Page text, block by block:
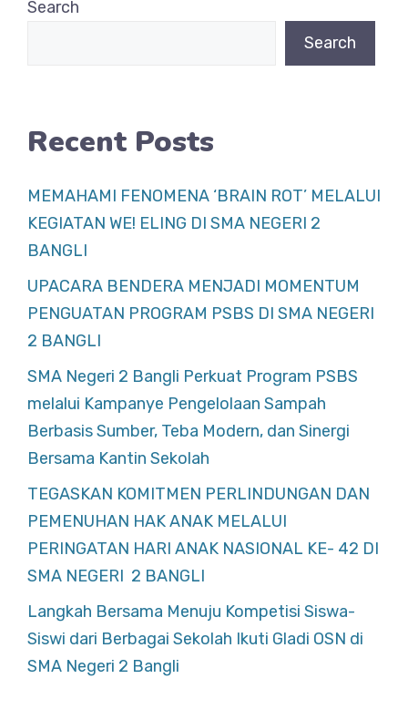
o
Search
Search
Recent Posts
MEMAHAMI FENOMENA ‘BRAIN ROT’ MELALUI
KEGIATAN WE! ELING DI SMA NEGERI 2
BANGLI
UPACARA BENDERA MENJADI MOMENTUM
PENGUATAN PROGRAM PSBS DI SMA NEGERI
2 BANGLI
SMA Negeri 2 Bangli Perkuat Program PSBS
melalui Kampanye Pengelolaan Sampah
Berbasis Sumber, Teba Modern, dan Sinergi
Bersama Kantin Sekolah
TEGASKAN KOMITMEN PERLINDUNGAN DAN
PEMENUHAN HAK ANAK MELALUI
PERINGATAN HARI ANAK NASIONAL KE- 42 DI
SMA NEGERI 2 BANGLI
Langkah Bersama Menuju Kompetisi Siswa-
Siswi dari Berbagai Sekolah Ikuti Gladi OSN di
SMA Negeri 2 Bangli